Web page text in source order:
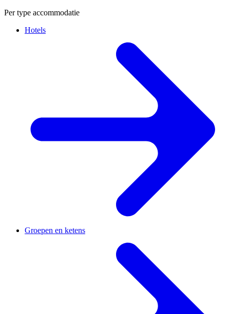
Per type accommodatie
Hotels
Groepen en ketens